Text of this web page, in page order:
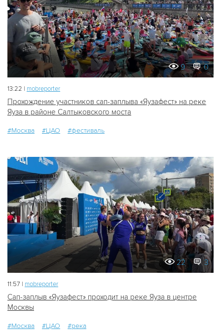
9 0
13:22 | mobreporter
Прохождение участников сап-заплыва «Яузафест» на реке
Яуза в районе Салтыковского моста
#Москва #ЦАО #фестиваль
22 3
11:57 | mobreporter
Сап-заплыв «Яузафест» проходит на реке Яуза в центре
Москвы
#Москва #ЦАО #река